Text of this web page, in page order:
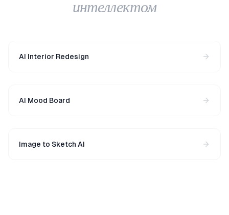
интеллектом
AI Interior Redesign
AI Mood Board
Image to Sketch AI